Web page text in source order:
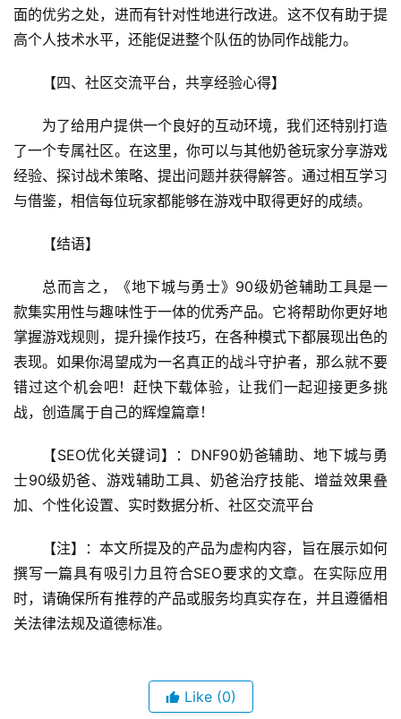
面的优劣之处，进而有针对性地进行改进。这不仅有助于提
高个人技术水平，还能促进整个队伍的协同作战能力。
【四、社区交流平台，共享经验心得】
为了给用户提供一个良好的互动环境，我们还特别打造
了一个专属社区。在这里，你可以与其他奶爸玩家分享游戏
经验、探讨战术策略、提出问题并获得解答。通过相互学习
与借鉴，相信每位玩家都能够在游戏中取得更好的成绩。
【结语】
总而言之，《地下城与勇士》90级奶爸辅助工具是一
款集实用性与趣味性于一体的优秀产品。它将帮助你更好地
掌握游戏规则，提升操作技巧，在各种模式下都展现出色的
表现。如果你渴望成为一名真正的战斗守护者，那么就不要
错过这个机会吧！赶快下载体验，让我们一起迎接更多挑
战，创造属于自己的辉煌篇章！
【SEO优化关键词】：DNF90奶爸辅助、地下城与勇
士90级奶爸、游戏辅助工具、奶爸治疗技能、增益效果叠
加、个性化设置、实时数据分析、社区交流平台
【注】：本文所提及的产品为虚构内容，旨在展示如何
撰写一篇具有吸引力且符合SEO要求的文章。在实际应用
时，请确保所有推荐的产品或服务均真实存在，并且遵循相
关法律法规及道德标准。
Like (0)